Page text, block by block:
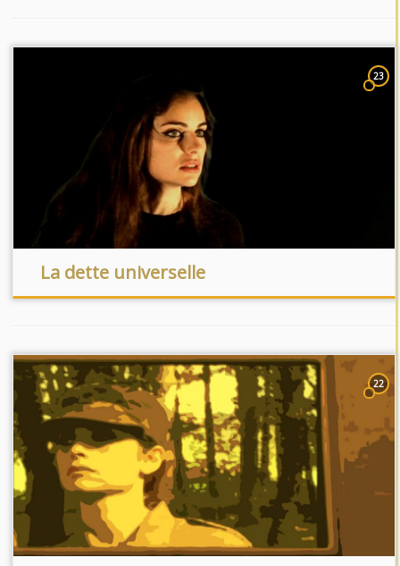
23
La dette universelle
22